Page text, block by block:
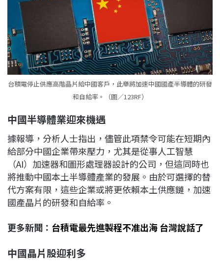
台積電停止供應高階晶片給中國客戶，此舉將加速中國國產半導體的研發
和自給率。（圖／123RF）
中國半導體業迎來機遇
據報導，分析人士指出，儘管此項禁令可能在短期內
給部分中國企業帶來壓力，尤其是從事人工智慧
（AI）加速器和圖形處理器設計的公司，但這同時也
將推動中國本土半導體產業的發展。由於可選擇的替
代方案有限，這些企業或將更依賴本土供應鏈，加速
國產晶片的研發和自給率。
更多新聞： 台積電最先進製程不准出海 台灣說話了
中國晶片股迎利多